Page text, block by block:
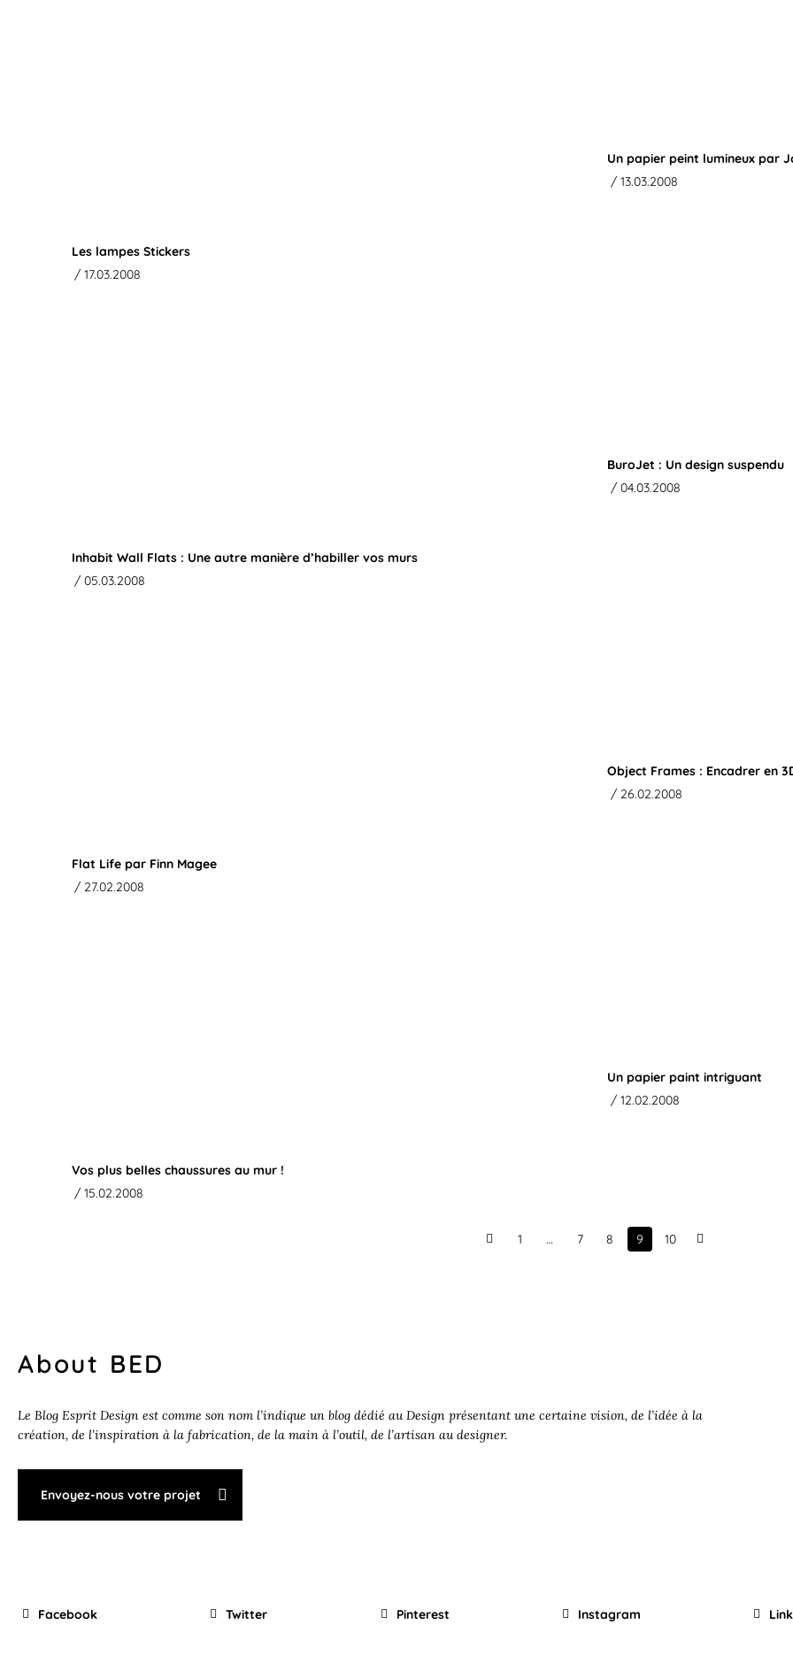
Les lampes Stickers
/ 17.03.2008
Un papier peint lumineux par
/ 13.03.2008
Inhabit Wall Flats : Une autre manière d’habiller vos murs
/ 05.03.2008
BuroJet : Un design suspendu
/ 04.03.2008
Flat Life par Finn Magee
/ 27.02.2008
Object Frames : Encadrer en
/ 26.02.2008
Vos plus belles chaussures au mur !
/ 15.02.2008
Un papier paint intriguant
/ 12.02.2008
Prev 1 … 7 8 9 10 Next
About BED
Le Blog Esprit Design est comme son nom l’indique un blog dédié au Design présentant une certaine vision, de l’idée à la
création, de l’inspiration à la fabrication, de la main à l’outil, de l’artisan au designer.
Envoyez-nous votre projet
Facebook Twitter Pinterest Instagram